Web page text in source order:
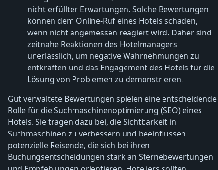
nicht erfüllter Erwartungen. Solche Bewertungen
können dem Online-Ruf eines Hotels schaden,
wenn nicht angemessen reagiert wird. Daher sind
zeitnahe Reaktionen des Hotelmanagers
unerlässlich, um negative Wahrnehmungen zu
entkräften und das Engagement des Hotels für die
Lösung von Problemen zu demonstrieren.
Gut verwaltete Bewertungen spielen eine entscheidende
Rolle für die Suchmaschinenoptimierung (SEO) eines
Hotels. Sie tragen dazu bei, die Sichtbarkeit in
Suchmaschinen zu verbessern und beeinflussen
potenzielle Reisende, die sich bei ihren
Buchungsentscheidungen stark an Sternebewertungen